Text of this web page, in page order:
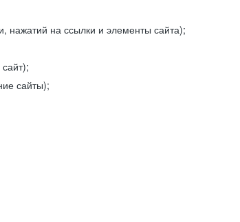
на ссылки и элементы сайта);
сайты);